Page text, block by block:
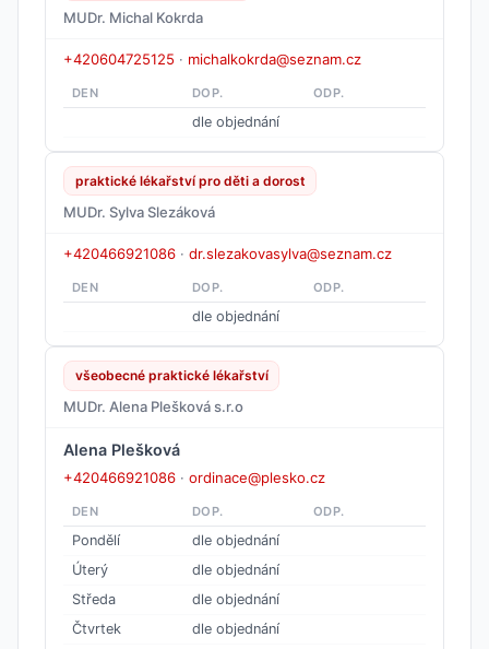
MUDr. Michal Kokrda
+420604725125 · michalkokrda@seznam.cz
DEN DOP. ODP.
dle objednání
praktické lékařství pro děti a dorost
MUDr. Sylva Slezáková
+420466921086 · dr.slezakovasylva@seznam.cz
DEN DOP. ODP.
dle objednání
všeobecné praktické lékařství
MUDr. Alena Plešková s.r.o
Alena Plešková
+420466921086 · ordinace@plesko.cz
DEN DOP. ODP.
Pondělí
dle objednání
Úterý
dle objednání
Středa
dle objednání
Čtvrtek
dle objednání